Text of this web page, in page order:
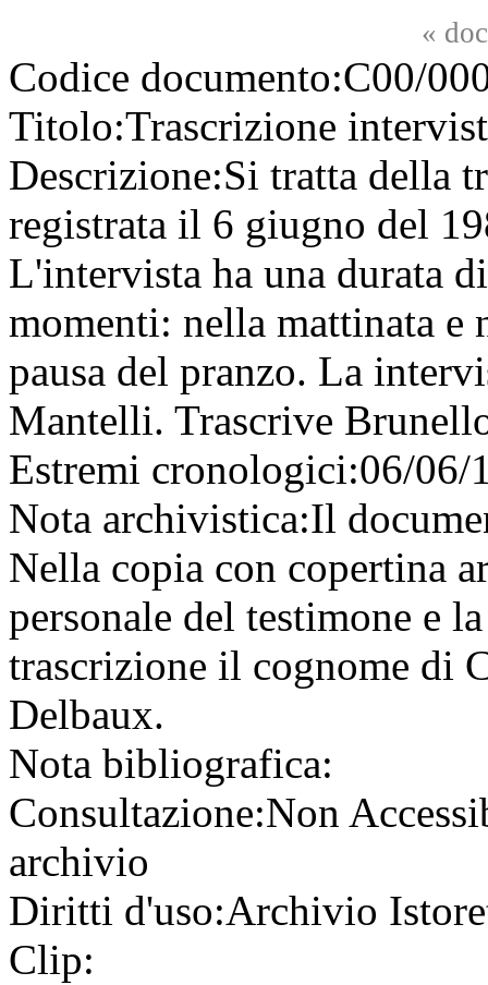
«
Codice documento:C00/
Titolo:Trascrizione
Descrizione:Si tratta della
registrata il 6 giugno del
L'intervista ha una durata
momenti: nella mattinata
pausa del pranzo. La
Mantelli. Trascrive
Estremi cronologici:06/06/
Nota archivistica:Il
Nella copia con copertina
personale del testimone e
trascrizione il cognome di
Delbaux.
Nota bibliografica:
Consultazione:Non
archivio
Diritti d'uso:Archivio
Clip: